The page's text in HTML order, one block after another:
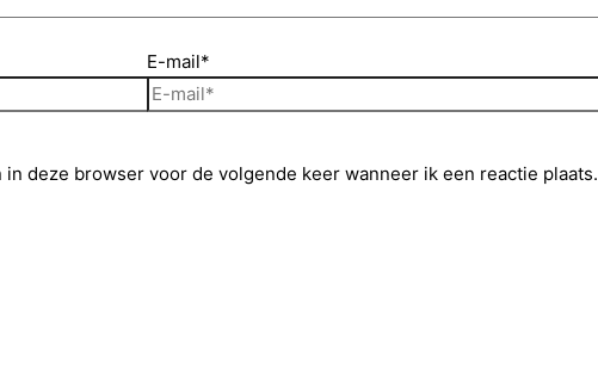
E-mail*
in deze browser voor de volgende keer wanneer ik een reactie plaats.